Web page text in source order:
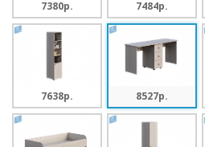
7380p. 7484p.
7638p. 8527p.